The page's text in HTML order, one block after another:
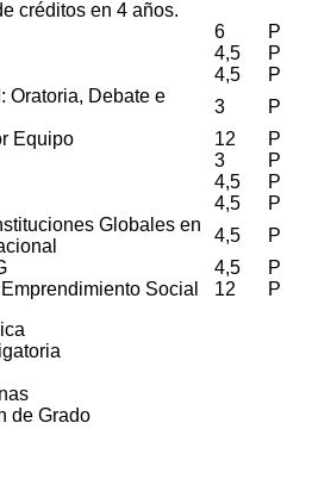
créditos en 4 años.
6
P
4,5
P
4,5
P
Oratoria, Debate e
3
P
Equipo
12
P
3
P
4,5
P
4,5
P
Globales en
4,5
P
4,5
P
Social
12
P
de Grado